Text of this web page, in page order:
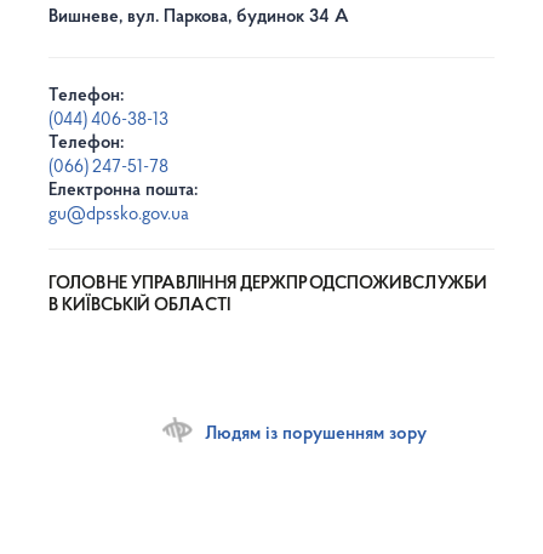
Вишневе, вул. Паркова, будинок 34 А
Телефон:
(044) 406-38-13
Телефон:
(066) 247-51-78
Електронна пошта:
gu@dpssko.gov.ua
ГОЛОВНЕ УПРАВЛІННЯ ДЕРЖПРОДСПОЖИВСЛУЖБИ
В КИЇВСЬКІЙ ОБЛАСТІ
Людям із порушенням зору